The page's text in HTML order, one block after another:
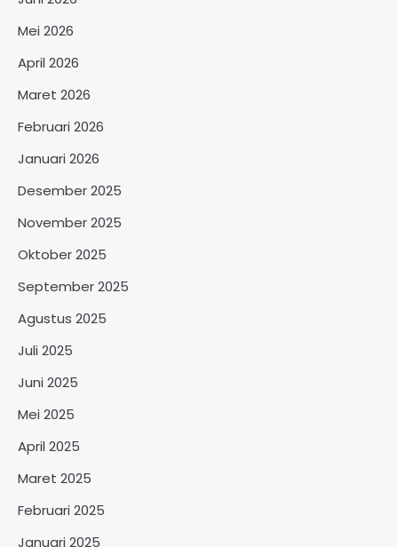
Mei 2026
April 2026
Maret 2026
Februari 2026
Januari 2026
Desember 2025
November 2025
Oktober 2025
September 2025
Agustus 2025
Juli 2025
Juni 2025
Mei 2025
April 2025
Maret 2025
Februari 2025
Januari 2025